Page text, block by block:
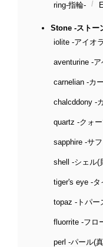
ring-指輪-
Stone -ストー
iolite -アイオ
aventurine -
carnelian -カ
chalcddony -
quartz -クォ
sapphire -サ
shell -シェル(
tiger's eye -タ
topaz -トパー
fluorrite -フロ
perl -パール(